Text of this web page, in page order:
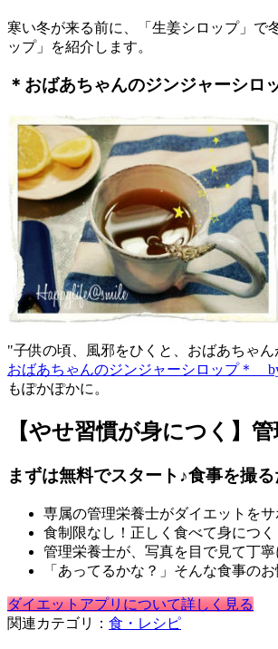
寒い冬が来る前に、「生姜シロップ」で
ップ」を紹介します。
＊おばあちゃんのジンジャーシロ
"子供の頃、風邪をひくと、おばあちゃ
おばあちゃんのジンジャーシロップ＊
もぽかぽかに。
【やせ習慣が身につく】
まずは無料でスタート♪食事を撮
専属の管理栄養士がダイエットをサ
食制限なし！正しく食べて身につ
管理栄養士が、写真を目で見て丁
「あってるかな？」そんな食事の
ダイエットアプリについて詳しく見る
関連カテゴリ： 食・レシピ